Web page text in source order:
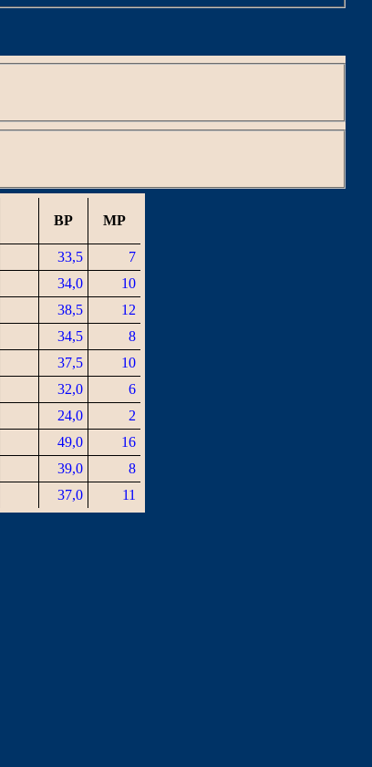
BP MP
33,5
7
34,0
10
38,5
12
34,5
8
37,5
10
32,0
6
24,0
2
49,0
16
39,0
8
37,0 11